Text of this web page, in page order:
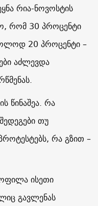
რია-ნოვოსტის
რომ 30 პროცენტი
20 პროცენტი –
აძლევდა
წინაშეა. რა
თუ
რა გზით –
ისეთი
გავლენას